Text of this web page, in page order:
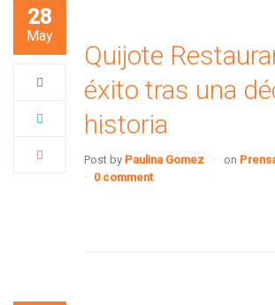
28
May
Quijote
éxito tras una
historia
Post by Paulina Gomez on
0 comment